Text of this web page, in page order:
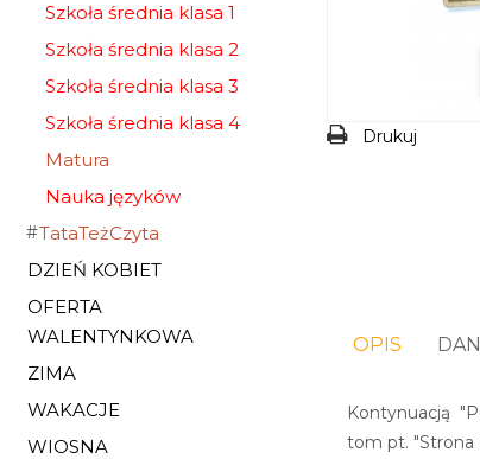
Szkoła średnia klasa 1
Szkoła średnia klasa 2
Szkoła średnia klasa 3
Szkoła średnia klasa 4
Matura
Nauka języków
TataTeżCzyta
DZIEŃ KOBIET
OFERTA
WALENTYNKOWA
ZIMA
WAKACJE
WIOSNA
Drukuj
OPIS
Kontynuacją
tom pt. "Strona